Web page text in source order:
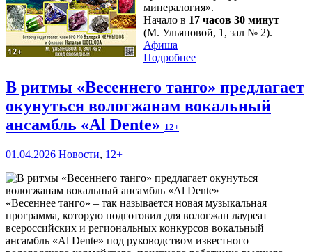
минералогия».
Начало в 17 часов 30 минут
(М. Ульяновой, 1, зал № 2).
Афиша
Подробнее
В ритмы «Весеннего танго» предлагает
окунуться вологжанам вокальный
ансамбль «Al Dente» 12+
01.04.2026 Новости, 12+
«Весеннее танго» – так называется новая музыкальная
программа, которую подготовил для вологжан лауреат
всероссийских и региональных конкурсов вокальный
ансамбль «Al Dente» под руководством известного